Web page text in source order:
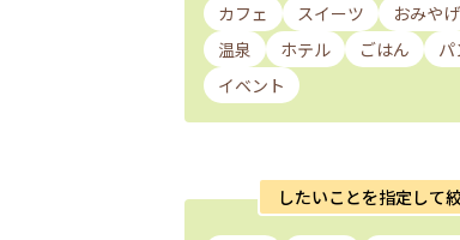
カフェ スイーツ おみやげ
温泉
ホテル ごはん パ
イベント
したいことを指定して